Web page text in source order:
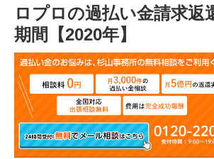
着手金無料で選ぶ
24時間年中無休で選ぶ
匿名借金相談
ロプロの過払い金請求返
期間【2020年】